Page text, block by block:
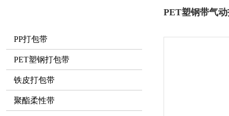
PP打包带
PET塑钢打包带
铁皮打包带
聚酯柔性带
PET塑钢带气